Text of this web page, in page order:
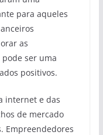
para aqueles
as
ser uma
positivos.
internet e das
de mercado
Empreendedores